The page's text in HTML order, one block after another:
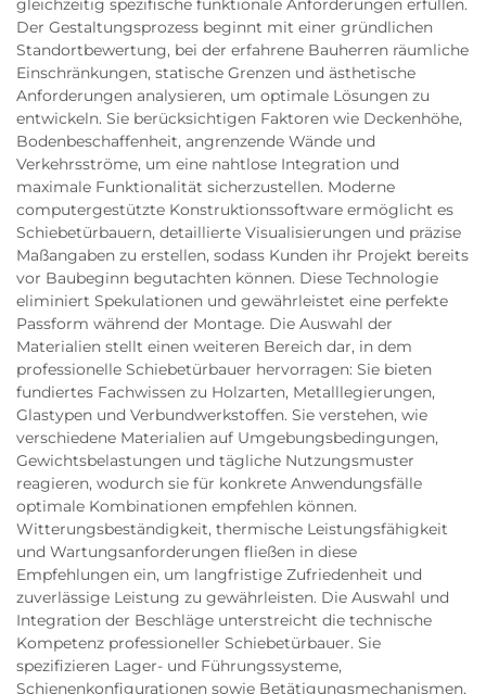
Der Gestaltungsprozess beginnt mit einer gründlichen
Standortbewertung, bei der erfahrene Bauherren räumliche
Einschränkungen, statische Grenzen und ästhetische
Anforderungen analysieren, um optimale Lösungen zu
entwickeln. Sie berücksichtigen Faktoren wie Deckenhöhe,
Bodenbeschaffenheit, angrenzende Wände und
Verkehrsströme, um eine nahtlose Integration und
maximale Funktionalität sicherzustellen. Moderne
computergestützte Konstruktionssoftware ermöglicht es
Schiebetürbauern, detaillierte Visualisierungen und präzise
Maßangaben zu erstellen, sodass Kunden ihr Projekt bereits
vor Baubeginn begutachten können. Diese Technologie
eliminiert Spekulationen und gewährleistet eine perfekte
Passform während der Montage. Die Auswahl der
Materialien stellt einen weiteren Bereich dar, in dem
professionelle Schiebetürbauer hervorragen: Sie bieten
fundiertes Fachwissen zu Holzarten, Metalllegierungen,
Glastypen und Verbundwerkstoffen. Sie verstehen, wie
verschiedene Materialien auf Umgebungsbedingungen,
Gewichtsbelastungen und tägliche Nutzungsmuster
reagieren, wodurch sie für konkrete Anwendungsfälle
optimale Kombinationen empfehlen können.
Witterungsbeständigkeit, thermische Leistungsfähigkeit
und Wartungsanforderungen fließen in diese
Empfehlungen ein, um langfristige Zufriedenheit und
zuverlässige Leistung zu gewährleisten. Die Auswahl und
Integration der Beschläge unterstreicht die technische
Kompetenz professioneller Schiebetürbauer. Sie
spezifizieren Lager- und Führungssysteme,
Schienenkonfigurationen sowie Betätigungsmechanismen,